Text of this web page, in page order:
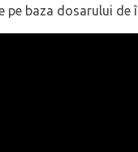
baza dosarului de